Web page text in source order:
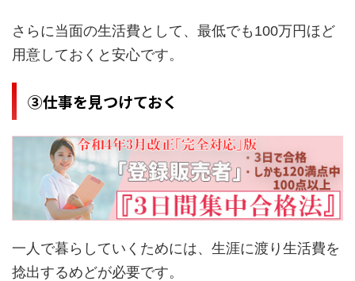
さらに当面の生活費として、最低でも100万円ほど
用意しておくと安心です。
③仕事を見つけておく
一人で暮らしていくためには、生涯に渡り生活費を
捻出するめどが必要です。